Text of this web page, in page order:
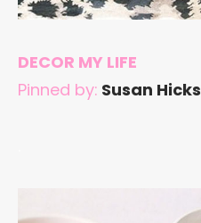
DECOR MY LIFE
Pinned by: Susan Hicks